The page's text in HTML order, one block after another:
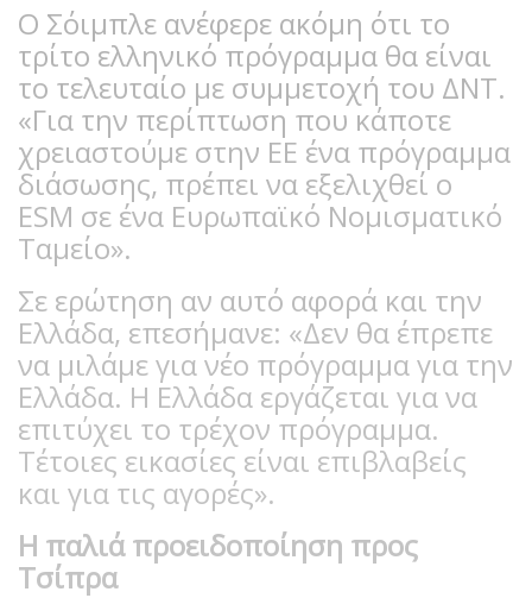
Ο Σόιμπλε ανέφερε ακόμη ότι το
τρίτο ελληνικό πρόγραμμα θα είναι
το τελευταίο με συμμετοχή του ΔΝΤ.
«Για την περίπτωση που κάποτε
χρειαστούμε στην ΕΕ ένα πρόγραμμα
διάσωσης, πρέπει να εξελιχθεί ο
ESM σε ένα Ευρωπαϊκό Νομισματικό
Ταμείο».
Σε ερώτηση αν αυτό αφορά και την
Ελλάδα, επεσήμανε: «Δεν θα έπρεπε
να μιλάμε για νέο πρόγραμμα για την
Ελλάδα. Η Ελλάδα εργάζεται για να
επιτύχει το τρέχον πρόγραμμα.
Τέτοιες εικασίες είναι επιβλαβείς
και για τις αγορές».
Η παλιά προειδοποίηση προς
Τσίπρα